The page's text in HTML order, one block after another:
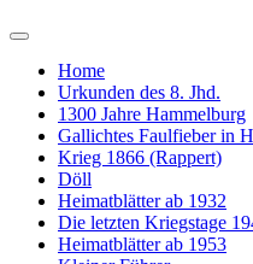
Home
Urkunden des 8. Jhd.
1300 Jahre Hammelburg
Gallichtes Faulfieber in
Krieg 1866 (Rappert)
Döll
Heimatblätter ab 1932
Die letzten Kriegstage
Heimatblätter ab 1953